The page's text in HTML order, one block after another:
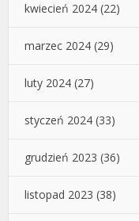
kwiecień 2024 (22)
marzec 2024 (29)
luty 2024 (27)
styczeń 2024 (33)
grudzień 2023 (36)
listopad 2023 (38)